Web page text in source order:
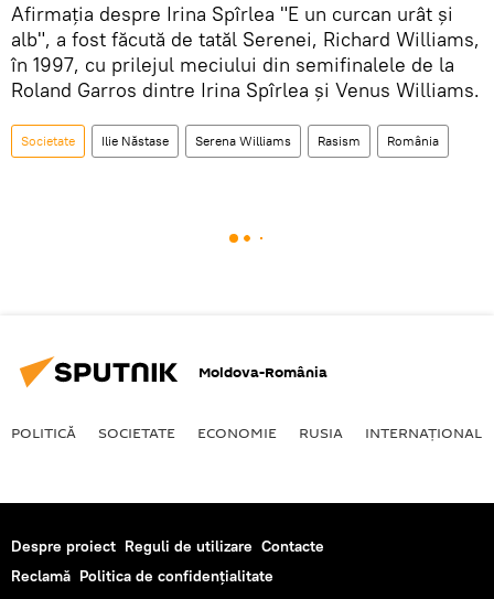
Afirmația despre Irina Spîrlea "E un curcan urât și
alb", a fost făcută de tatăl Serenei, Richard Williams,
în 1997, cu prilejul meciului din semifinalele de la
Roland Garros dintre Irina Spîrlea și Venus Williams.
Societate Ilie Năstase Serena Williams Rasism România
Moldova-România
POLITICĂ SOCIETATE ECONOMIE RUSIA INTERNAŢIONAL
Despre proiect Reguli de utilizare Contacte
Reclamă Politica de confidențialitate